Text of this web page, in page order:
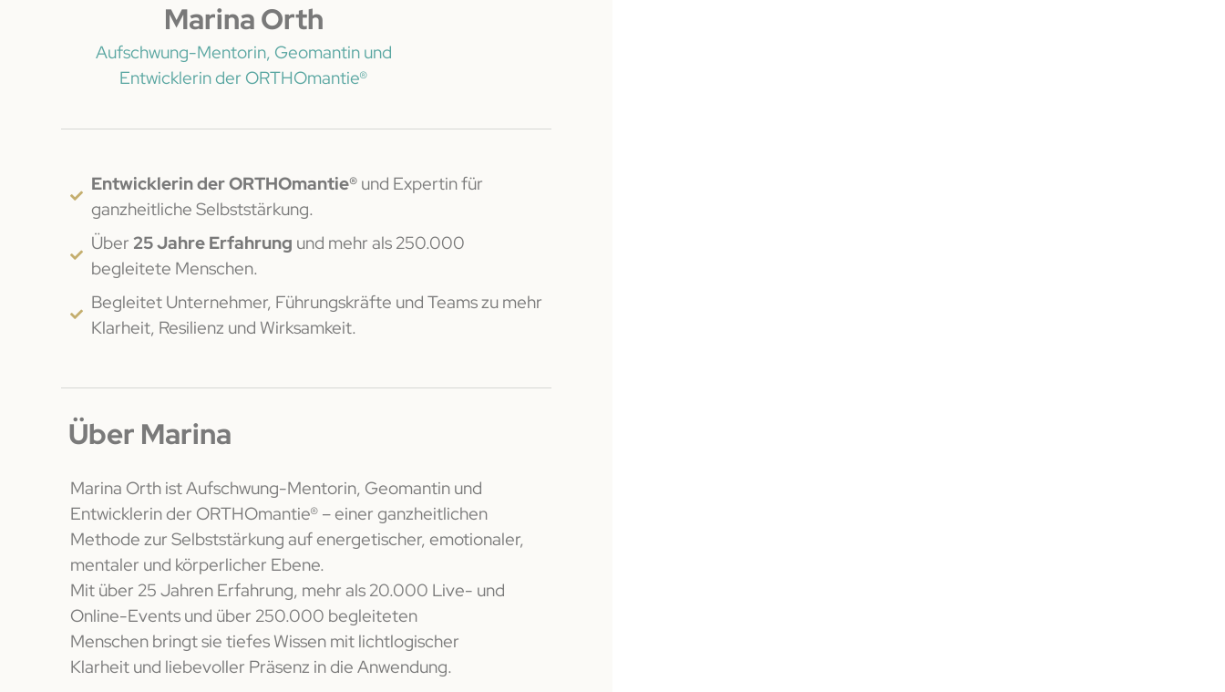
Marina Orth
Aufschwung-Mentorin, Geomantin und
Entwicklerin der ORTHOmantie®
Entwicklerin der ORTHOmantie®und Expertin für
ganzheitliche Selbststärkung.
Über25 Jahre Erfahrung und mehr als 250.000
begleitete Menschen.
Begleitet Unternehmer, Führungskräfte und Teams zu mehr
Klarheit, Resilienz und Wirksamkeit.
Über Marina
Marina Orth ist Aufschwung-Mentorin, Geomantin und
Entwicklerin der ORTHOmantie® – einer ganzheitlichen
Methode zur Selbststärkung auf energetischer, emotionaler,
mentaler und körperlicher Ebene.
Mit über 25 Jahren Erfahrung, mehr als 20.000 Live- und
Online-Events und über 250.000 begleiteten
Menschen bringt sie tiefes Wissen mit lichtlogischer
Klarheit und liebevoller Präsenz in die Anwendung.